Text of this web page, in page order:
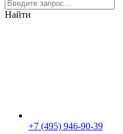
Найти
+7 (495) 946-90-39